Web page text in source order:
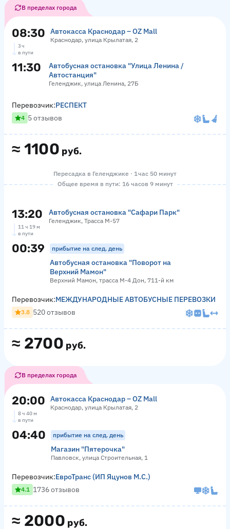
В пределах города
08:30 Автокасса Краснодар – OZ Mall
Краснодар, улица Крылатая, 2
3 ч
в пути
11:30
Автобусная остановка "Улица Ленина /
Автостанция"
Геленджик, улица Ленина, 27Б
≈ 1100 руб.
Перевозчик:РЕСПЕКТ
4 5 отзывов
Пересадка в Геленджике · 1 час 50 минут
Общее время в пути: 16 часов 9 минут
13:20 Автобусная остановка "Сафари Парк"
Геленджик, Трасса М-57
11 ч 19 м
в пути
00:39 прибытие на след. день
Автобусная остановка "Поворот на
Верхний Мамон"
Верхний Мамон, трасса М-4 Дон, 711-й км
≈ 2700 руб.
Перевозчик:МЕЖДУНАРОДНЫЕ АВТОБУСНЫЕ ПЕРЕВОЗКИ
3.8 520 отзывов
В пределах города
20:00 Автокасса Краснодар – OZ Mall
Краснодар, улица Крылатая, 2
8 ч 40 м
в пути
04:40 прибытие на след. день
Магазин "Пятерочка"
Павловск, улица Строительная, 1
≈ 2000 руб.
Перевозчик:ЕвроТранс (ИП Яцунов М.С.)
4.1 1736 отзывов